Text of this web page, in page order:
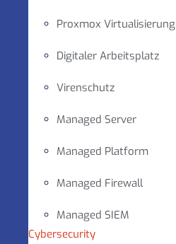
Proxmox Virtualisierung
Digitaler Arbeitsplatz
Virenschutz
Managed Server
Managed Platform
Managed Firewall
Managed SIEM
Cybersecurity